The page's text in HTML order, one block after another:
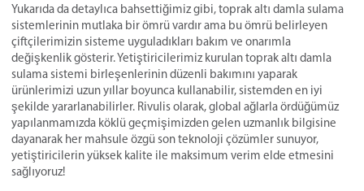
Yukarıda da detaylıca bahsettiğimiz gibi, toprak altı damla sulama
sistemlerinin mutlaka bir ömrü vardır ama bu ömrü belirleyen
çiftçilerimizin sisteme uyguladıkları bakım ve onarımla
değişkenlik gösterir. Yetiştiricilerimiz kurulan toprak altı damla
sulama sistemi birleşenlerinin düzenli bakımını yaparak
ürünlerimizi uzun yıllar boyunca kullanabilir, sistemden en iyi
şekilde yararlanabilirler. Rivulis olarak, global ağlarla ördüğümüz
yapılanmamızda köklü geçmişimizden gelen uzmanlık bilgisine
dayanarak her mahsule özgü son teknoloji çözümler sunuyor,
yetiştiricilerin yüksek kalite ile maksimum verim elde etmesini
sağlıyoruz!